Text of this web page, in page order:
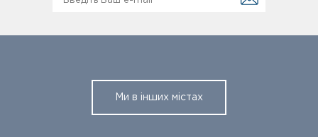
Ми в інших містах